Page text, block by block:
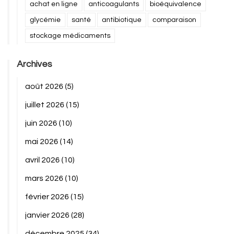
achat en ligne anticoagulants bioéquivalence
glycémie santé antibiotique comparaison
stockage médicaments
Archives
août 2026 (5)
juillet 2026 (15)
juin 2026 (10)
mai 2026 (14)
avril 2026 (10)
mars 2026 (10)
février 2026 (15)
janvier 2026 (28)